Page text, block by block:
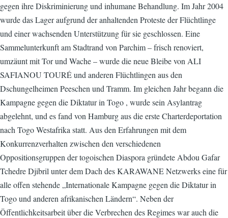
gegen ihre Diskriminierung und inhumane Behandlung. Im Jahr 2004
wurde das Lager aufgrund der anhaltenden Proteste der Flüchtlinge
und einer wachsenden Unterstützung für sie geschlossen. Eine
Sammelunterkunft am Stadtrand von Parchim – frisch renoviert,
umzäunt mit Tor und Wache – wurde die neue Bleibe von ALI
SAFIANOU TOURÉ und anderen Flüchtlingen aus den
Dschungelheimen Peeschen und Tramm. Im gleichen Jahr begann die
Kampagne gegen die Diktatur in Togo , wurde sein Asylantrag
abgelehnt, und es fand von Hamburg aus die erste Charterdeportation
nach Togo Westafrika statt. Aus den Erfahrungen mit dem
Konkurrenzverhalten zwischen den verschiedenen
Oppositionsgruppen der togoischen Diaspora gründete Abdou Gafar
Tchedre Djibril unter dem Dach des KARAWANE Netzwerks eine für
alle offen stehende „Internationale Kampagne gegen die Diktatur in
Togo und anderen afrikanischen Ländern“. Neben der
Öffentlichkeitsarbeit über die Verbrechen des Regimes war auch die